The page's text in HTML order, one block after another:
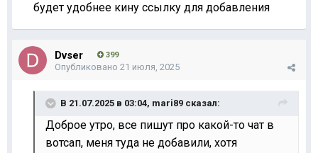
будет удобнее кину ссылку для добавления
Dvser 399
Опубликовано 21 июля, 2025
В 21.07.2025 в 03:04, mari89 сказал:
Доброе утро, все пишут про какой-то чат в
вотсап, меня туда не добавили, хотя